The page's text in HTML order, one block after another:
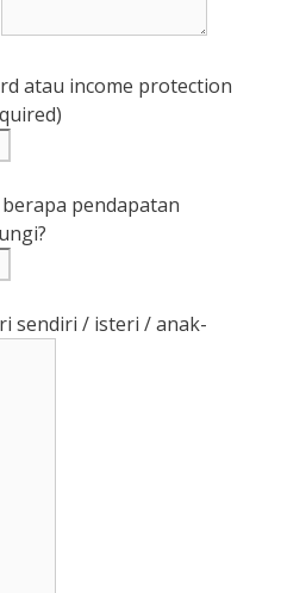
atau income protection
pendapatan
sendiri / isteri / anak-